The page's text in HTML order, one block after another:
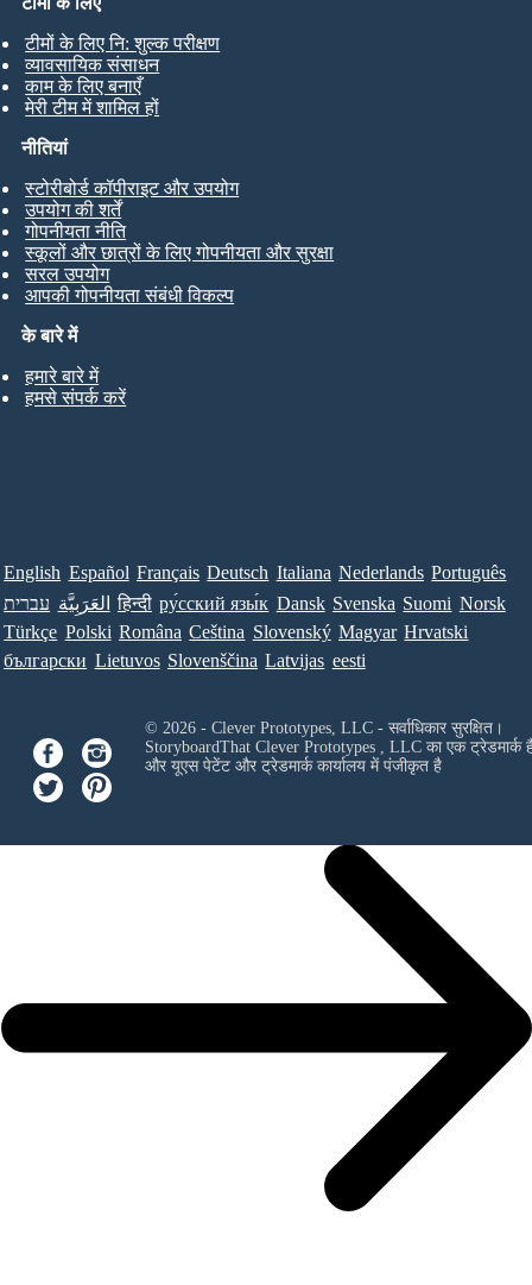
टीमों के लिए नि: शुल्क परीक्षण
व्यावसायिक संसाधन
काम के लिए बनाएँ
मेरी टीम में शामिल हों
के बारे में
हमारे बारे में
हमसे संपर्क करें
नीतियां
स्टोरीबोर्ड कॉपीराइट और उपयोग
उपयोग की शर्तें
गोपनीयता नीति
स्कूलों और छात्रों के लिए गोपनीयता और सुरक्षा
सरल उपयोग
आपकी गोपनीयता संबंधी विकल्प
English Español Français Deutsch Italiana Nederlands Português
עברית العَرَبِيَّة हिन्दी ру́сский язы́к Dansk Svenska Suomi Norsk
Türkçe Polski Româna Ceština Slovenský Magyar Hrvatski
български Lietuvos Slovenščina Latvijas eesti
© 2026 - Clever Prototypes, LLC - सर्वाधिकार सुरक्षित।
StoryboardThat Clever Prototypes , LLCका एक ट्रेडमार्क
और यूएस पेटेंट और ट्रेडमार्क कार्यालय में पंजीकृत है